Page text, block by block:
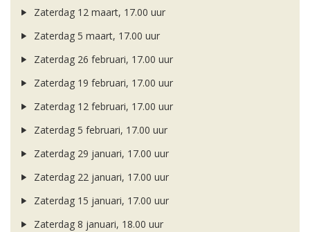
Zaterdag 12 maart, 17.00 uur
Zaterdag 5 maart, 17.00 uur
Zaterdag 26 februari, 17.00 uur
Zaterdag 19 februari, 17.00 uur
Zaterdag 12 februari, 17.00 uur
Zaterdag 5 februari, 17.00 uur
Zaterdag 29 januari, 17.00 uur
Zaterdag 22 januari, 17.00 uur
Zaterdag 15 januari, 17.00 uur
Zaterdag 8 januari, 18.00 uur